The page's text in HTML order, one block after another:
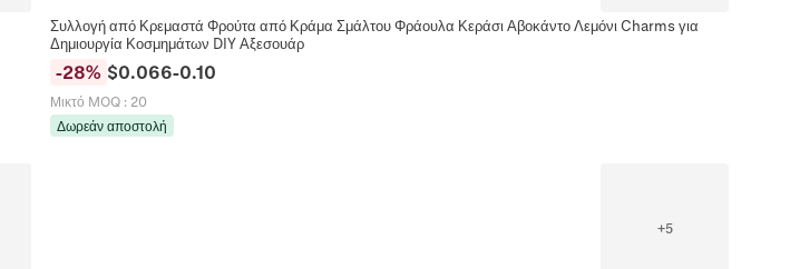
Συλλογή από Κρεμαστά Φρούτα από Κράμα Σμάλτου Φράουλα Κεράσι Αβοκάντο Λεμόνι Charms για
Δημιουργία Κοσμημάτων DIY Αξεσουάρ
-28% $0.066-0.10
Μικτό MOQ : 20
Δωρεάν αποστολή
+5